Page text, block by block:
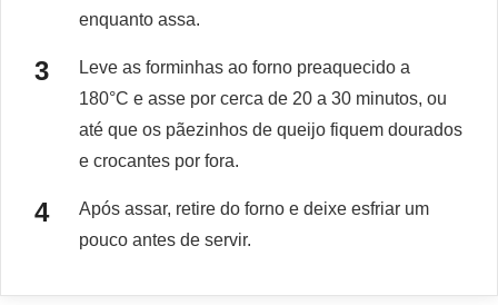
enquanto assa.
Leve as forminhas ao forno preaquecido a
180°C e asse por cerca de 20 a 30 minutos, ou
até que os pãezinhos de queijo fiquem dourados
e crocantes por fora.
Após assar, retire do forno e deixe esfriar um
pouco antes de servir.